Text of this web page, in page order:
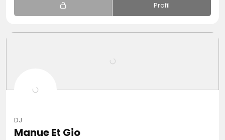
Profil
DJ
Manue Et Gio